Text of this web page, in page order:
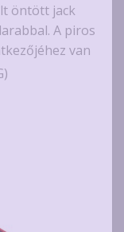
öntött jack
A piros
van